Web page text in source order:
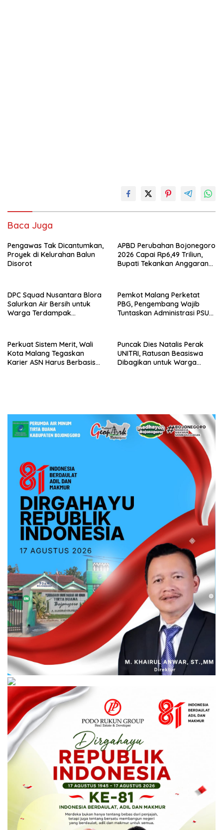
Baca Juga
Pengawas Tak Dicantumkan,
Proyek di Kelurahan Balun
Disorot
APBD Perubahan Bojonegoro
2026 Capai Rp6,49 Triliun,
Bupati Tekankan Anggaran
DPC Squad Nusantara Blora
Salurkan Air Bersih untuk
Warga Terdampak
Pemkot Malang Perketat
PBG, Pengembang Wajib
Tuntaskan Administrasi PSU
Perkuat Sistem Merit, Wali
Kota Malang Tegaskan
Karier ASN Harus Berbasis
Puncak Dies Natalis Perak
UNITRI, Ratusan Beasiswa
Dibagikan untuk Warga